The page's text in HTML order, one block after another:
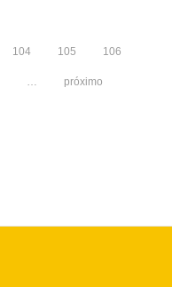
104 105 106
… próximo